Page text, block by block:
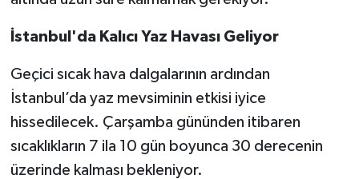
İstanbul'da Kalıcı Yaz Havası Geliyor
Geçici sıcak hava dalgalarının ardından
İstanbul’da yaz mevsiminin etkisi iyice
hissedilecek. Çarşamba gününden itibaren
sıcaklıkların 7 ila 10 gün boyunca 30 derecenin
üzerinde kalması bekleniyor.